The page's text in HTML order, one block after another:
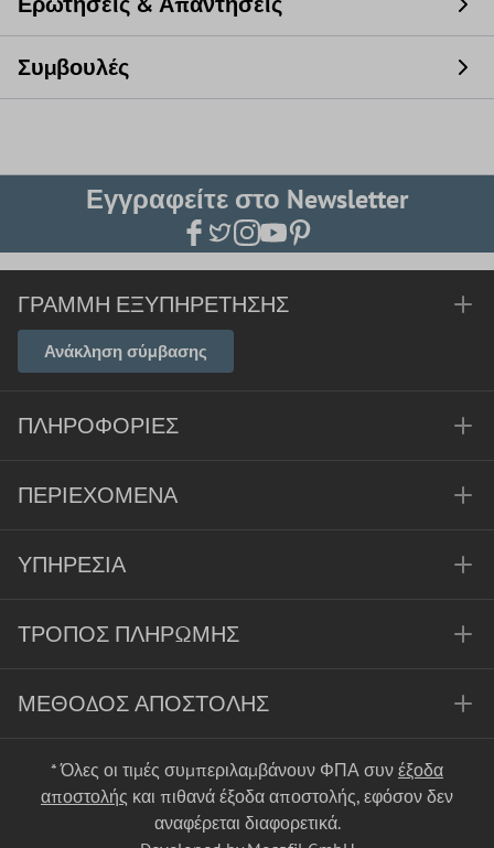
Συμβουλές
Εγγραφείτε στο Newsletter
ΓΡΑΜΜΉ ΕΞΥΠΗΡΈΤΗΣΗΣ
Ανάκληση σύμβασης
ΠΛΗΡΟΦΟΡΊΕΣ
ΠΕΡΙΕΧΌΜΕΝΑ
ΥΠΗΡΕΣΊΑ
ΤΡΌΠΟΣ ΠΛΗΡΩΜΉΣ
ΜΈΘΟΔΟΣ ΑΠΟΣΤΟΛΉΣ
* Όλες οι τιμές συμπεριλαμβάνουν ΦΠΑ συν έξοδα
αποστολής και πιθανά έξοδα αποστολής, εφόσον δεν
αναφέρεται διαφορετικά.